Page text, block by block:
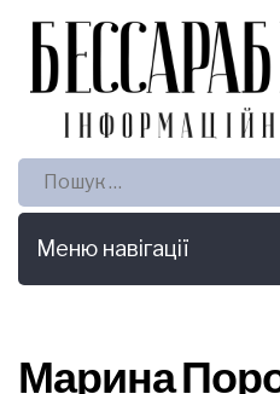
Пошук:
Меню навігації
Марина